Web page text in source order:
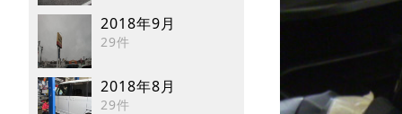
2018年9月
29件
2018年8月
29件